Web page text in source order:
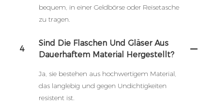
bequem, in einer Geldbörse oder Reisetasche
zu tragen.
4
Sind Die Flaschen Und Gläser Aus
Dauerhaftem Material Hergestellt?
Ja, sie bestehen aus hochwertigem Material,
das langlebig und gegen Undichtigkeiten
resistent ist.